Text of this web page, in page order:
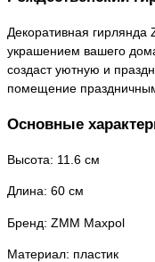
Декоративная гирлянда
украшением вашего
создаст уютную и
помещение
Основные
Высота: 11.6 см
Длина: 60 см
Бренд: ZMM Maxpol
Материал: пластик